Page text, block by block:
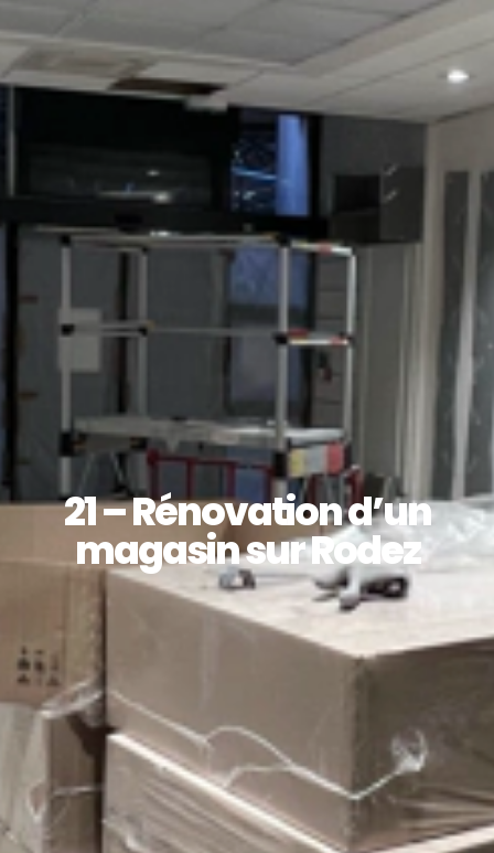
21 – Rénovation d’un
magasin sur Rodez